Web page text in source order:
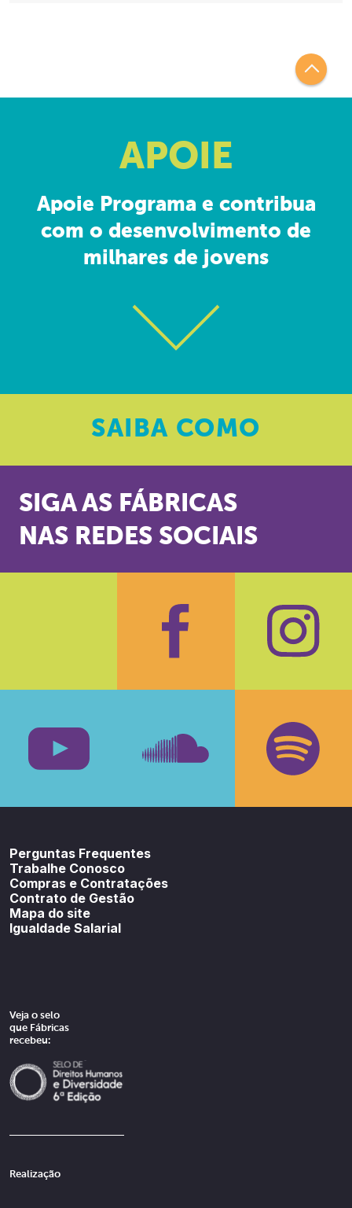
APOIE
Apoie Programa e contribua
com o desenvolvimento de
milhares de jovens
SAIBA COMO
SIGA AS FÁBRICAS
NAS REDES SOCIAIS
Facebook
Perguntas Frequentes
Trabalhe Conosco
Compras e Contratações
Contrato de Gestão
Mapa do site
Igualdade Salarial
Veja o selo
que Fábricas
recebeu:
Realização